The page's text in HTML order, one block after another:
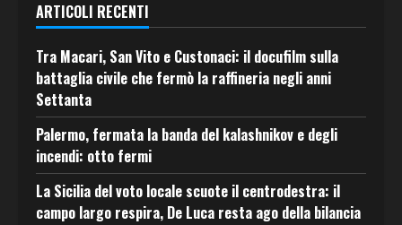
ARTICOLI RECENTI
Tra Macari, San Vito e Custonaci: il docufilm sulla
battaglia civile che fermò la raffineria negli anni
Settanta
Palermo, fermata la banda del kalashnikov e degli
incendi: otto fermi
La Sicilia del voto locale scuote il centrodestra: il
campo largo respira, De Luca resta ago della bilancia